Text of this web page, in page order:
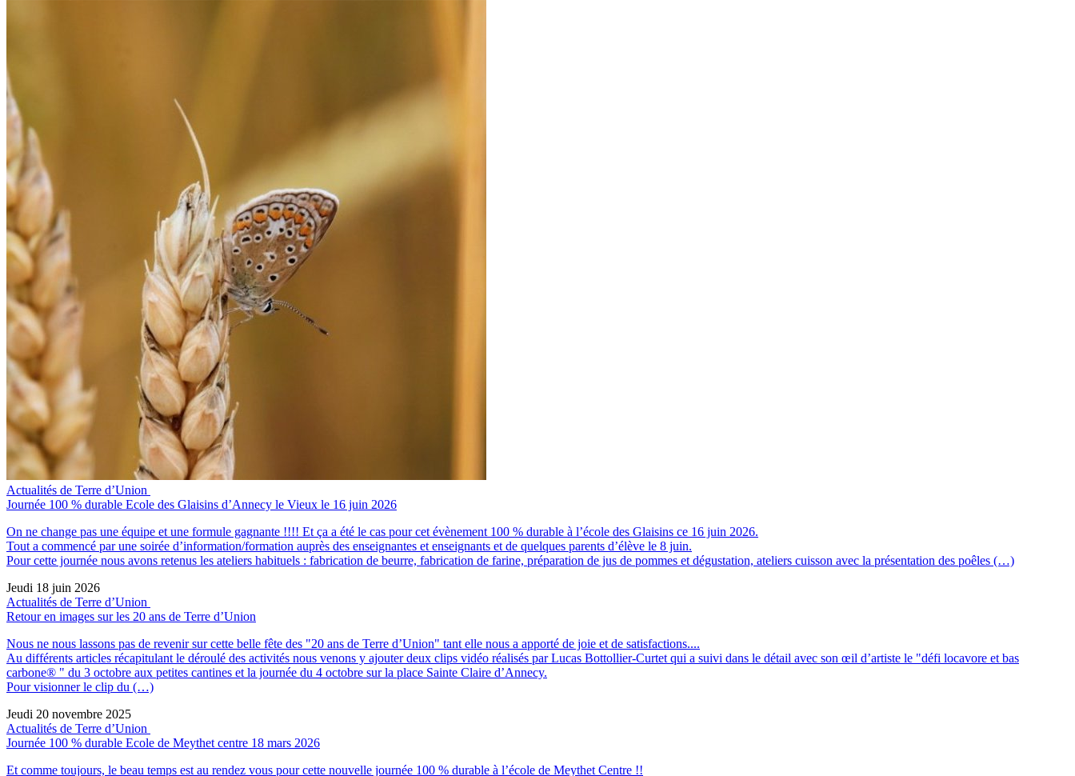
Actualités de Terre d’Union
Journée 100 % durable Ecole des Glaisins d’Annecy le Vieux le 16 juin 2026
On ne change pas une équipe et une formule gagnante !!!! Et ça a été le cas pour cet évènement 100 % durable à l’école des Glaisins ce 16 juin 2026.
Tout a commencé par une soirée d’information/formation auprès des enseignantes et enseignants et de quelques parents d’élève le 8 juin.
Pour cette journée nous avons retenus les ateliers habituels : fabrication de beurre, fabrication de farine, préparation de jus de pommes et dégustation, ateliers cuisson avec la présentation des poêles (…)
Jeudi 18 juin 2026
Actualités de Terre d’Union
Retour en images sur les 20 ans de Terre d’Union
Nous ne nous lassons pas de revenir sur cette belle fête des "20 ans de Terre d’Union" tant elle nous a apporté de joie et de satisfactions....
Au différents articles récapitulant le déroulé des activités nous venons y ajouter deux clips vidéo réalisés par Lucas Bottollier-Curtet qui a suivi dans le détail avec son œil d’artiste le "défi locavore et bas
carbone® " du 3 octobre aux petites cantines et la journée du 4 octobre sur la place Sainte Claire d’Annecy.
Pour visionner le clip du (…)
Jeudi 20 novembre 2025
Actualités de Terre d’Union
Journée 100 % durable Ecole de Meythet centre 18 mars 2026
Et comme toujours, le beau temps est au rendez vous pour cette nouvelle journée 100 % durable à l’école de Meythet Centre !!